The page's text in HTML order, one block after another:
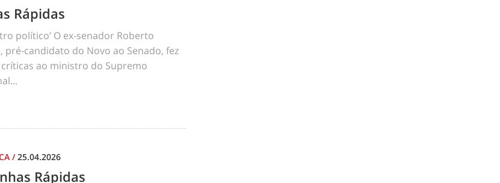
Rápidas
político’ O ex-senador Roberto
pré-candidato do Novo ao Senado, fez
ao ministro do Supremo
/25.04.2026
Rápidas